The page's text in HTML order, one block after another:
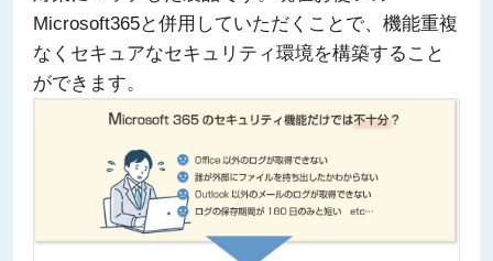
Microsoft365と併用していただくことで、機能重複
なくセキュアなセキュリティ環境を構築すること
ができます。